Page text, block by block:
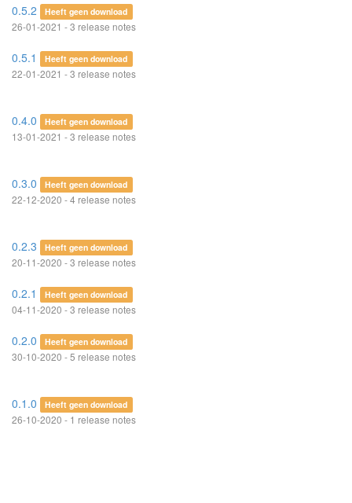
0.5.2 Heeft geen download
26-01-2021 - 3 release notes
0.5.1 Heeft geen download
22-01-2021 - 3 release notes
0.4.0 Heeft geen download
13-01-2021 - 3 release notes
0.3.0 Heeft geen download
22-12-2020 - 4 release notes
0.2.3 Heeft geen download
20-11-2020 - 3 release notes
0.2.1 Heeft geen download
04-11-2020 - 3 release notes
0.2.0 Heeft geen download
30-10-2020 - 5 release notes
0.1.0 Heeft geen download
26-10-2020 - 1 release notes